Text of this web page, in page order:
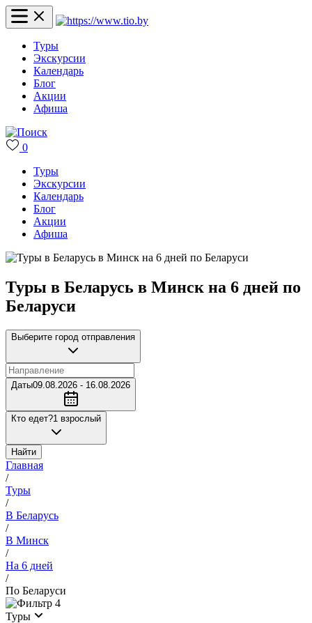
Туры
Экскурсии
Календарь
Блог
Акции
Афиша
0
Туры
Экскурсии
Календарь
Блог
Акции
Афиша
Туры в Беларусь в Минск на 6 дней по
Беларуси
Выберите город отправления
Даты09.08.2026 - 16.08.2026
Кто едет?1 взрослый
Найти
Главная
/
Туры
/
В Беларусь
/
В Минск
/
На 6 дней
/
По Беларуси
4
Туры